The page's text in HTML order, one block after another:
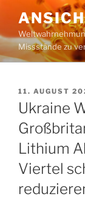
Inhalt
springen
Missstände zu
AM
11. AUGUST
Ukraine
Lithium
Viertel